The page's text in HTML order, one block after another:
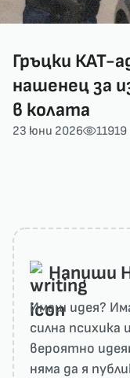
Гръцки КАТ-
нашенец за
в колата
23 юни 2026 11919
Напиши
Имаш идея?
силна
вероятно
няма да я